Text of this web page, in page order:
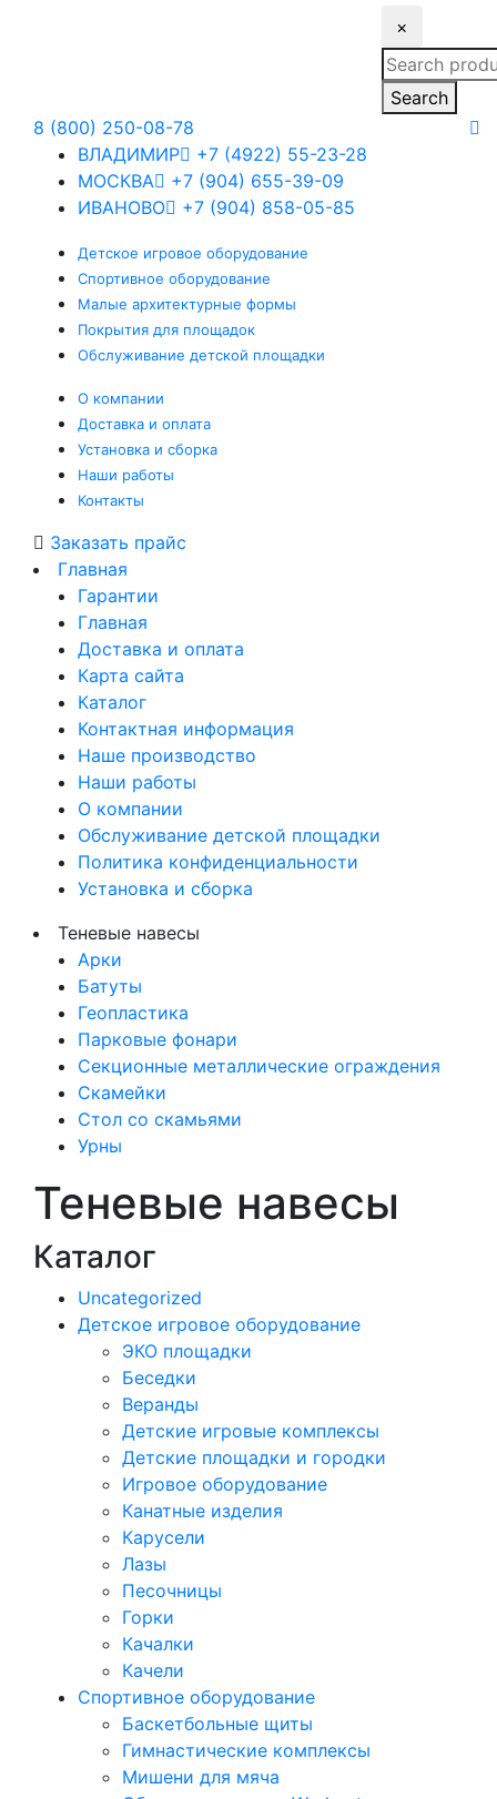
×
Search
for:
Search
8 (800) 250-08-78
ВЛАДИМИР
+7 (4922) 55-23-28
МОСКВА
+7 (904) 655-39-09
ИВАНОВО
+7 (904) 858-05-85
Детское игровое оборудование
Спортивное оборудование
Малые архитектурные формы
Покрытия для площадок
Обслуживание детской площадки
О компании
Доставка и оплата
Установка и сборка
Наши работы
Контакты
Заказать прайс
Главная
Гарантии
Главная
Доставка и оплата
Карта сайта
Каталог
Контактная информация
Наше производство
Наши работы
О компании
Обслуживание детской площадки
Политика конфиденциальности
Установка и сборка
Теневые навесы
Арки
Батуты
Геопластика
Парковые фонари
Секционные металлические ограждения
Скамейки
Стол со скамьями
Урны
Теневые навесы
Каталог
Uncategorized
Детское игровое оборудование
ЭКО площадки
Беседки
Веранды
Детские игровые комплексы
Детские площадки и городки
Игровое оборудование
Канатные изделия
Карусели
Лазы
Песочницы
Горки
Качалки
Качели
Спортивное оборудование
Баскетбольные щиты
Гимнастические комплексы
Мишени для мяча